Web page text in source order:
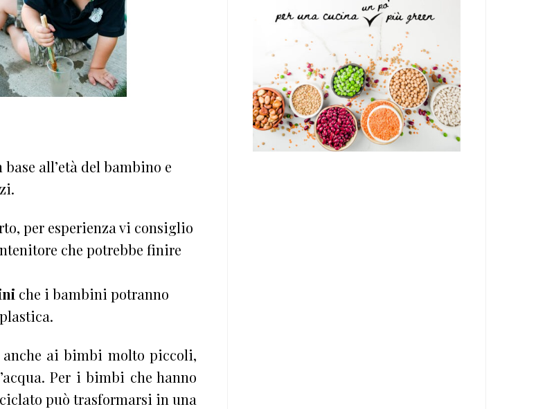
all’età del bambino e
per esperienza vi consiglio
che potrebbe finire
che i bambini potranno
ai bimbi molto piccoli,
Per i bimbi che hanno
può trasformarsi in una